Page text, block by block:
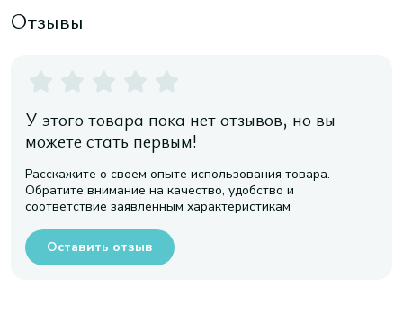
Отзывы
У этого товара пока нет отзывов, но вы
можете стать первым!
Расскажите о своем опыте использования товара.
Обратите внимание на качество, удобство и
соответствие заявленным характеристикам
Оставить отзыв